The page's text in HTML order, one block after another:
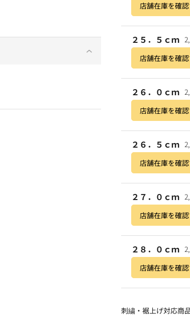
店舗在庫を確
２５．５ｃｍ
店舗在庫を確
２６．０ｃｍ
店舗在庫を確
２６．５ｃｍ
店舗在庫を確
２７．０ｃｍ
店舗在庫を確
２８．０ｃｍ
店舗在庫を確
刺繍・裾上げ対応商